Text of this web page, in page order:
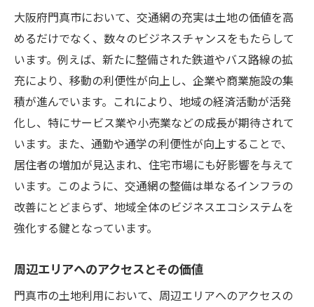
大阪府門真市において、交通網の充実は土地の価値を高
めるだけでなく、数々のビジネスチャンスをもたらして
います。例えば、新たに整備された鉄道やバス路線の拡
充により、移動の利便性が向上し、企業や商業施設の集
積が進んでいます。これにより、地域の経済活動が活発
化し、特にサービス業や小売業などの成長が期待されて
います。また、通勤や通学の利便性が向上することで、
居住者の増加が見込まれ、住宅市場にも好影響を与えて
います。このように、交通網の整備は単なるインフラの
改善にとどまらず、地域全体のビジネスエコシステムを
強化する鍵となっています。
周辺エリアへのアクセスとその価値
門真市の土地利用において、周辺エリアへのアクセスの